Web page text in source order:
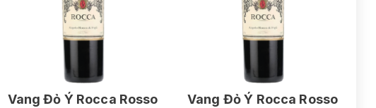
Vang Đỏ Ý Rocca Rosso
Vang Đỏ Ý Rocca Rosso